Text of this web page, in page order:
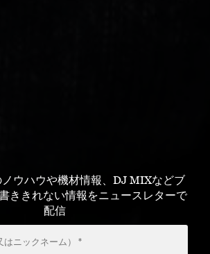
ノウハウや機材情報、DJ MIXなどブ
ききれない情報をニュースレターで
配信